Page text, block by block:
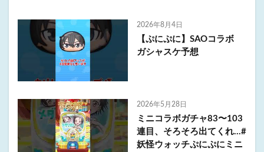
2026年8月4日
【ぷにぷに】SAOコラボ
ガシャスケ予想
2026年5月28日
ミニコラボガチャ83〜103
連目、そろそろ出てくれ…#
妖怪ウォッチぷにぷにミニ